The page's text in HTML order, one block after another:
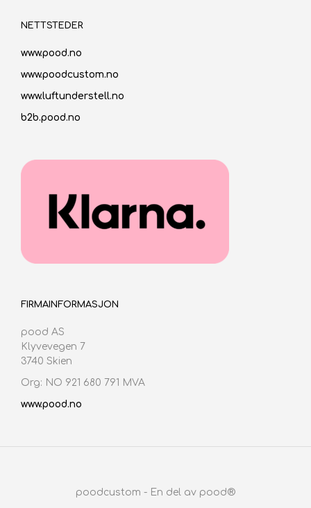
NETTSTEDER
www.pood.no
www.poodcustom.no
www.luftunderstell.no
b2b.pood.no
FIRMAINFORMASJON
pood AS
Klyvevegen 7
3740 Skien
Org: NO 921 680 791 MVA
www.pood.no
poodcustom - En del av pood®